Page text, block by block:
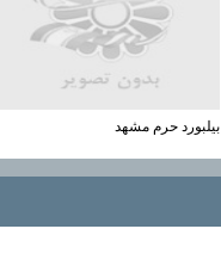
بیلبورد حرم مشهد